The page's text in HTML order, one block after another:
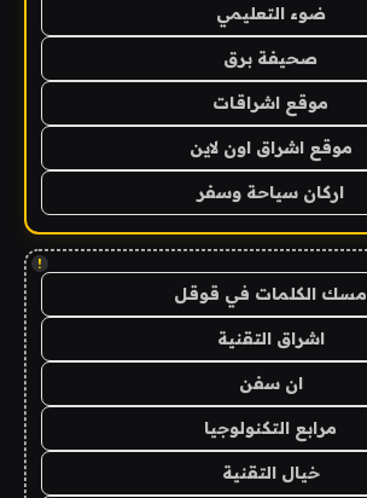
ضوء التعليمي
صحيفة برق
موقع اشراقات
موقع اشراق اون لاين
اركان سياحة وسفر
!
مسك الكلمات في قوقل
اشراق التقنية
ان سفن
مرابع التكنولوجيا
خيال التقنية